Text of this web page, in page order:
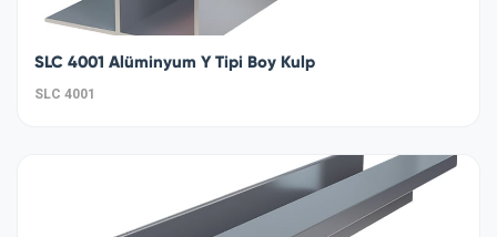
SLC 4001 Alüminyum Y Tipi Boy Kulp
SLC 4001